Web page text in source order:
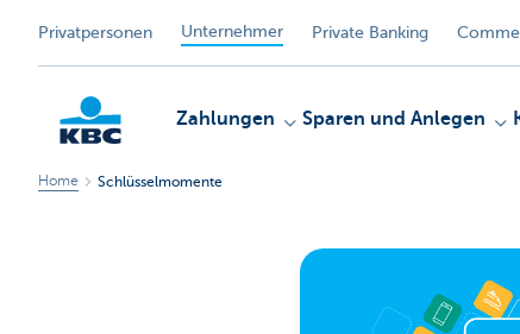
Privatpersonen Unternehmer Private Banking
Zahlungen Sparen und Anlegen
Home Schlüsselmomente